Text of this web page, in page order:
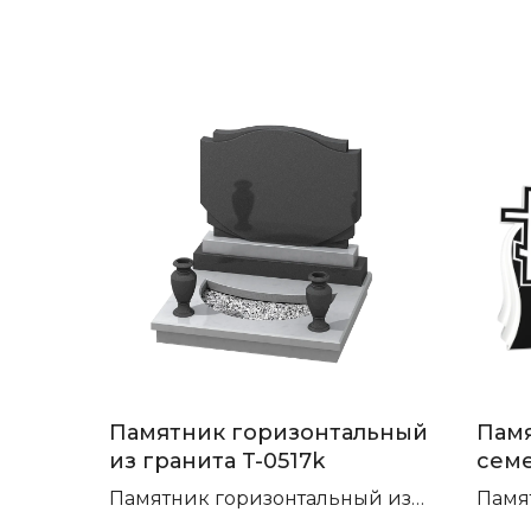
Памятник горизонтальный
из гранита T-0517k
Памятник горизонтальный из
П-